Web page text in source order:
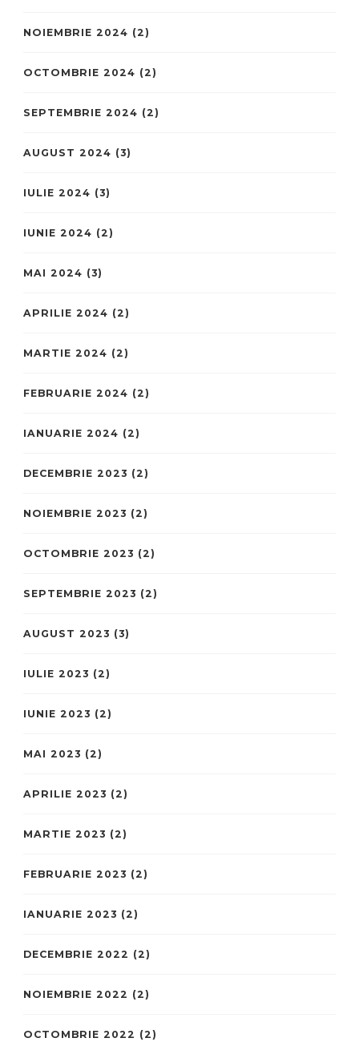
NOIEMBRIE 2024 (2)
OCTOMBRIE 2024 (2)
SEPTEMBRIE 2024 (2)
AUGUST 2024 (3)
IULIE 2024 (3)
IUNIE 2024 (2)
MAI 2024 (3)
APRILIE 2024 (2)
MARTIE 2024 (2)
FEBRUARIE 2024 (2)
IANUARIE 2024 (2)
DECEMBRIE 2023 (2)
NOIEMBRIE 2023 (2)
OCTOMBRIE 2023 (2)
SEPTEMBRIE 2023 (2)
AUGUST 2023 (3)
IULIE 2023 (2)
IUNIE 2023 (2)
MAI 2023 (2)
APRILIE 2023 (2)
MARTIE 2023 (2)
FEBRUARIE 2023 (2)
IANUARIE 2023 (2)
DECEMBRIE 2022 (2)
NOIEMBRIE 2022 (2)
OCTOMBRIE 2022 (2)